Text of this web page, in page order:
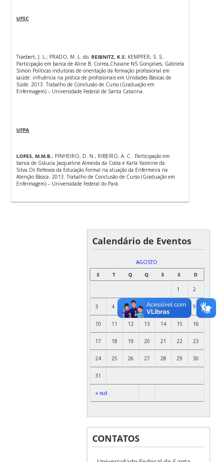
UFSC
Traebert, J. L.; PRADO, M. L. do; REIBNITZ, K.S; KEMPFER, S. S..
Participação em banca de Aline B. Correa,Chaiane NS Gonçalves, Gabriela
Simon.Políticas indutoras de orientação da formação profissional em
saúde: influência na prática de profissionais em Unidades Básicas de
Súde. 2013. Trabalho de Conclusão de Curso (Graduação em
Enfermagem) – Universidade Federal de Santa Catarina.
UFPA
LOPES, M.M.B.; PINHEIRO, D. N.; RIBEIRO, A. C.. Participação em
banca de Gláucia Jacqueline Almeida da Costa e Karla Yasmine da
Silva.Os Reflexos da Educação Formal na atuação da Enfermeira na
Atenção Básica. 2013. Trabalho de Conclusão de Curso (Graduação em
Enfermagem) – Universidade Federal do Pará.
Calendário de Eventos
AGOSTO
S
T Q Q S S D
« out
1 2
3 4 5 6 7 8 9
10 11 12 13 14 15 16
17 18 19 20 21 22 23
24 25 26 27 28 29 30
31
CONTATOS